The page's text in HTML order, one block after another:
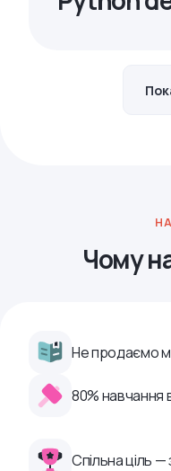
Чому
Не продаємо
80% навчання
Спільна ціль —